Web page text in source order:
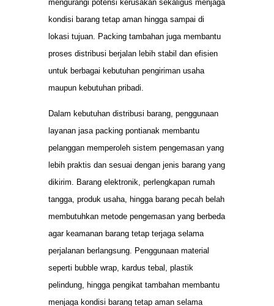
mengurangi potensi kerusakan sekaligus menjaga
kondisi barang tetap aman hingga sampai di
lokasi tujuan. Packing tambahan juga membantu
proses distribusi berjalan lebih stabil dan efisien
untuk berbagai kebutuhan pengiriman usaha
maupun kebutuhan pribadi.
Dalam kebutuhan distribusi barang, penggunaan
layanan jasa packing pontianak membantu
pelanggan memperoleh sistem pengemasan yang
lebih praktis dan sesuai dengan jenis barang yang
dikirim. Barang elektronik, perlengkapan rumah
tangga, produk usaha, hingga barang pecah belah
membutuhkan metode pengemasan yang berbeda
agar keamanan barang tetap terjaga selama
perjalanan berlangsung. Penggunaan material
seperti bubble wrap, kardus tebal, plastik
pelindung, hingga pengikat tambahan membantu
menjaga kondisi barang tetap aman selama